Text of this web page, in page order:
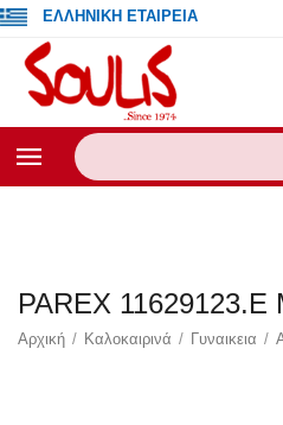
ΕΛΛΗΝΙΚΗ ΕΤΑΙΡΕΙΑ
PAREX
Αρχική / Καλοκαιρινά / Γυναικεια /